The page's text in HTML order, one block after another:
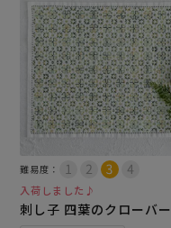
難易度：
入荷しました♪
刺し子 四葉のクローバー